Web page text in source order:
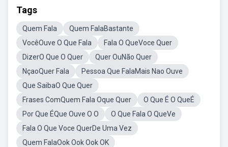
Tags
Quem Fala
Quem FalaBastante
VocêOuve O Que Fala
Fala O QueVoce Quer
DizerO Que O Quer
Quer OuNão Quer
NçaoQuer Fala
Pessoa Que FalaMais Nao Ouve
Que SaibaO Que Quer
Frases ComQuem Fala Oque Quer
O Que É O QueÉ
Por Que ÉQue Ouve O O
O Que Fala O QueVe
Fala O Que Voce QuerDe Uma Vez
Quem FalaOok Ook Ook OK